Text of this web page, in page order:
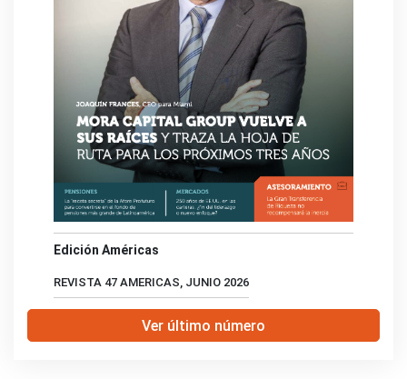
Edición Américas
REVISTA 47 AMERICAS, JUNIO 2026
Ver último número